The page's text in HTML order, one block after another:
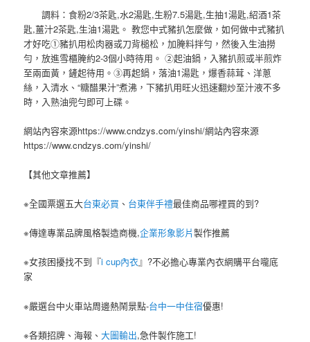
調料：食粉2/3茶匙,水2湯匙,生粉7.5湯匙,生抽1湯匙,紹酒1茶
匙,薑汁2茶匙,生油1湯匙。 教您中式豬扒怎麼做，如何做中式豬扒
才好吃①豬扒用松肉器或刀背槌松，加腌料拌勻，然後入生油撈
勻，放進雪櫃腌約2-3個小時待用。 ②起油鍋，入豬扒煎或半煎炸
至兩面黃，鏟起待用。③再起鍋，落油1湯匙，爆香蒜茸、洋蔥
絲，入清水、“糖醋果汁”煮沸，下豬扒用旺火迅速翻炒至汁液不多
時，入熟油兜勻即可上碟。
網站內容來源https://www.cndzys.com/yinshi/網站內容來源
https://www.cndzys.com/yinshi/
【其他文章推薦】
※全國票選五大台東必買 、 台東伴手禮最佳商品哪裡買的到?
※傳達專業品牌風格製造商機,企業形象影片製作推薦
※女孩困擾找不到『i cup內衣』?不必擔心專業內衣網購平台嚨底
家
※嚴選台中火車站周邊熱鬧景點-台中一中住宿優惠!
※各類招牌、海報、大圖輸出,急件製作施工!